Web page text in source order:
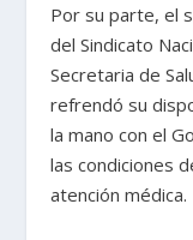
Por su parte, el
del Sindicato
Secretaria de
refrendó su
la mano con el
las condiciones
atención médica.